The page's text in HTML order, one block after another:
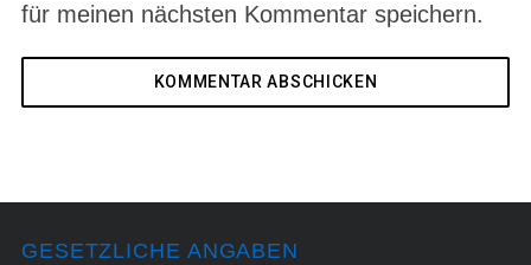
für meinen nächsten Kommentar speichern.
GESETZLICHE ANGABEN